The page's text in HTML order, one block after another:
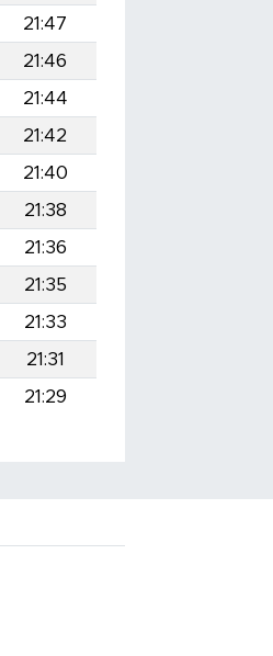
21:47
21:46
21:44
21:42
21:40
21:38
21:36
21:35
21:33
21:31
21:29